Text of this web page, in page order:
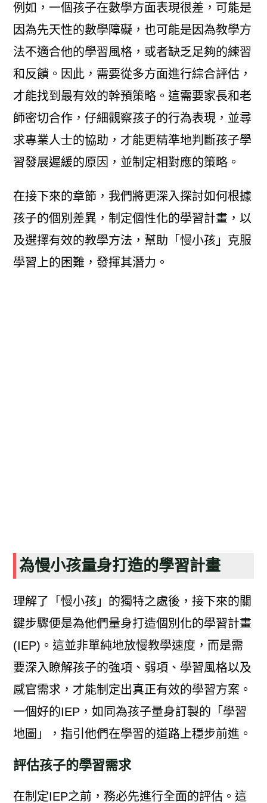
例如，一個孩子在數學方面表現很差，可能是
因為先天性的數學障礙，也可能是因為教學方
法不適合他的學習風格，或者缺乏足夠的練習
和反饋。因此，需要從多方面進行綜合評估，
才能找到最有效的幹預策略。這需要家長和老
師密切合作，仔細觀察孩子的行為表現，並尋
求專業人士的協助，才能更精準地判斷孩子學
習發展遲緩的原因，並制定相對應的策略。
在接下來的章節，我們將更深入探討如何根據
孩子的個別差異，制定個性化的學習計畫，以
及選擇有效的教學方法，幫助「慢小孩」克服
學習上的困難，發揮其潛力。
為慢小孩量身打造的學習計畫
理解了「慢小孩」的獨特之處後，接下來的關
鍵步驟便是為他們量身打造個別化的學習計畫
(IEP)。這並非單純地放慢教學速度，而是需
要深入瞭解孩子的強項、弱項、學習風格以及
感官需求，才能制定出真正有效的學習方案。
一個好的IEP，如同為孩子量身訂製的「學習
地圖」，指引他們在學習的道路上穩步前進。
評估孩子的學習需求
在制定IEP之前，務必先進行全面的評估。這